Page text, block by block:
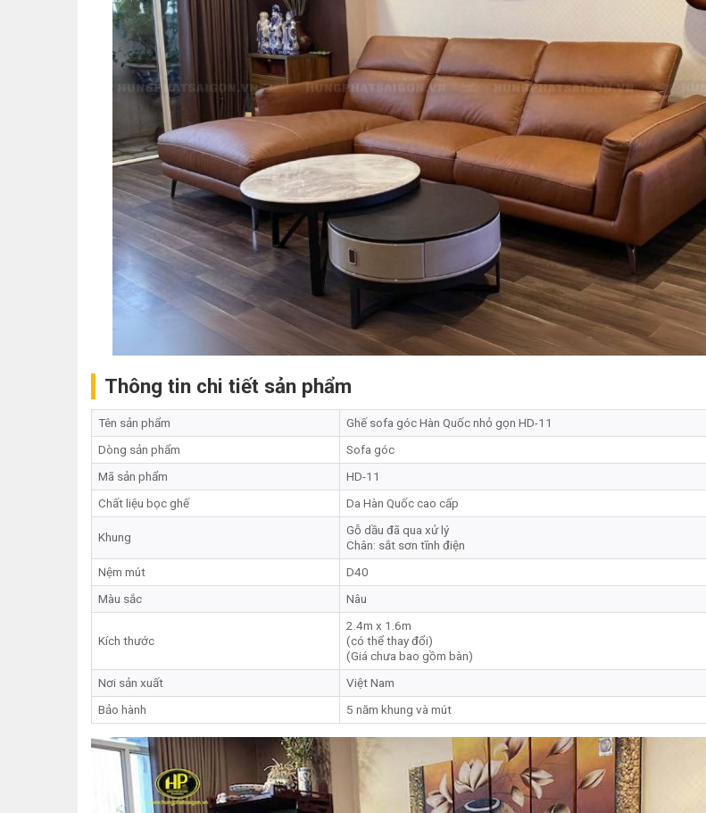
Thông tin chi tiết sản phẩm
Tên sản phẩm
Ghế sofa góc Hàn Quốc nhỏ gọn HD-11
Dòng sản phẩm
Sofa góc
Mã sản phẩm
HD-11
Chất liệu bọc ghế
Da Hàn Quốc cao cấp
Khung
Gỗ dầu đã qua xử lý
Chân: sắt sơn tĩnh điện
Nệm mút
D40
Màu sắc
Nâu
Kích thước
2.4m x 1.6m
(có thể thay đổi)
(Giá chưa bao gồm bàn)
Nơi sản xuất
Việt Nam
Bảo hành
5 năm khung và mút